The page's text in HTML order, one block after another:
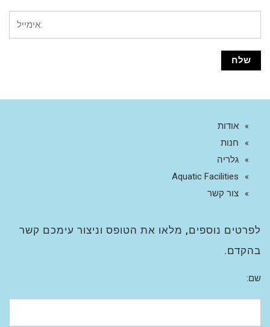
אודות
חנות
גלריה
Aquatic Facilities
צור קשר
לפרטים נוספים, מלאו את הטופס וניצור עימכם קשר
בהקדם.
שם: